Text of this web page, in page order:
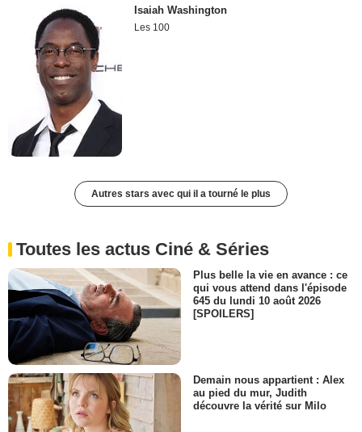
Isaiah Washington
Les 100
Autres stars avec qui il a tourné le plus
Toutes les actus Ciné & Séries
Plus belle la vie en avance : ce
qui vous attend dans l'épisode
645 du lundi 10 août 2026
[SPOILERS]
Demain nous appartient : Alex
au pied du mur, Judith
découvre la vérité sur Milo